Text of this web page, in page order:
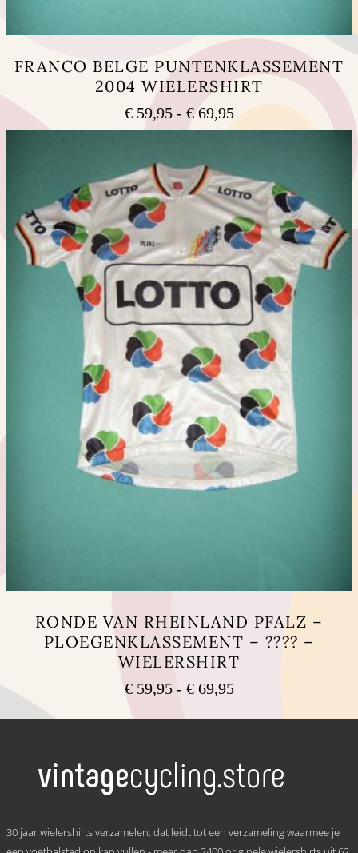
FRANCO BELGE PUNTENKLASSEMENT
2004 WIELERSHIRT
€59,95 - €69,95Prijsklasse:
€ 59,95
heeft
meerdere
variaties.
Deze
kan
gekozen
worden
op
productpagina
RONDE VAN RHEINLAND PFALZ –
PLOEGENKLASSEMENT – ???? –
WIELERSHIRT
€59,95 - €69,95Prijsklasse:
tot
variaties.
Deze
gekozen
30 jaar wielershirts verzamelen, dat leidt tot een verzameling waarmee je